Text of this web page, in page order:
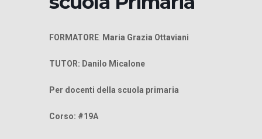
FORMATORE: Maria Grazia Ottaviani
TUTOR: Danilo Micalone
Per docenti della scuola primaria
Corso: #19A